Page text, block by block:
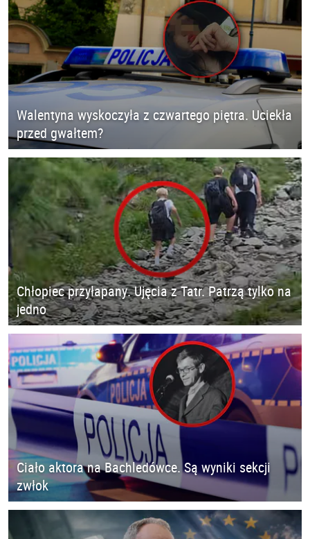
Walentyna wyskoczyła z czwartego piętra. Uciekła
przed gwałtem?
Chłopiec przyłapany. Ujęcia z Tatr. Patrzą tylko na
jedno
Ciało aktora na Bachledówce. Są wyniki sekcji
zwłok